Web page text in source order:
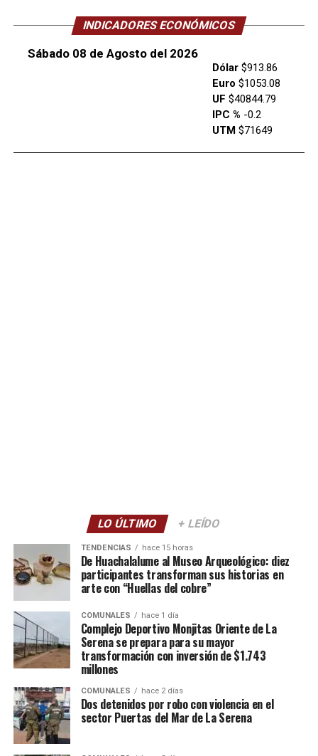
INDICADORES ECONÓMICOS
Sábado 08 de Agosto del 2026
Dólar$913.86
Euro $1053.08
UF $40844.79
IPC % -0.2
UTM $71649
LO ÚLTIMO + LEÍDO
TENDENCIAS hace 15 horas
De Huachalalume al Museo Arqueológico: diez
participantes transforman sus historias en
arte con “Huellas del cobre”
COMUNALES hace 1 día
Complejo Deportivo Monjitas Oriente de La
Serena se prepara para su mayor
transformación con inversión de $1.743
millones
COMUNALES hace 2 días
Dos detenidos por robo con violencia en el
sector Puertas del Mar de La Serena